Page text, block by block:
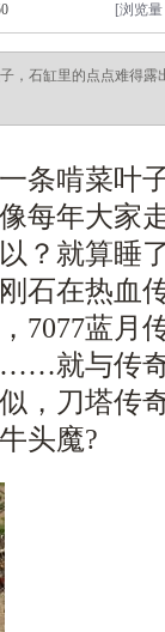
[浏览
，石缸里的点点难得
条啃菜叶
每年大家
？就算睡
石在热血
7077蓝月
就与传
，刀塔传
头魔?